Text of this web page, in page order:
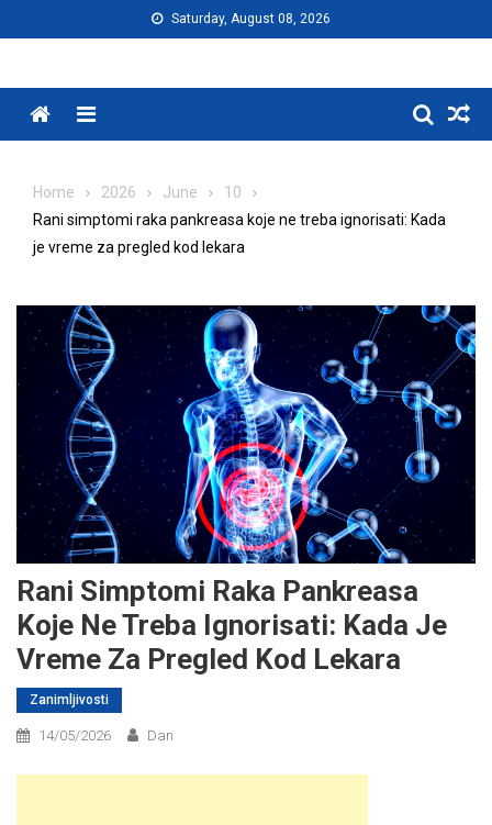
to
Saturday, August 08, 2026
Menu
Home 2026 June
10
Rani simptomi raka pankreasa koje ne treba ignorisati: Kada
je vreme za pregled kod lekara
Rani Simptomi Raka Pankreasa
Koje Ne Treba Ignorisati: Kada Je
Vreme Za Pregled Kod Lekara
Zanimljivosti
14/05/2026 Dan